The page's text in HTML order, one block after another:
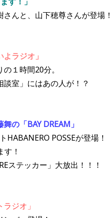
んと、山下穂尊さんが登場！
ラジオ」
１時間20分。
室」にはあの人が！？
の「BAY DREAM」
POSSEが登場！
！
ステッカー」大放出！！！
ジオ」